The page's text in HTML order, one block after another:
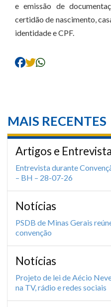
e emissão de
certidão de nascimento,
identidade e CPF.
MAIS RECENTES
Artigos e
Entrevista durante
– BH – 28-07-26
Notícias
PSDB de Minas Gerais
convenção
Notícias
Projeto de lei de Aécio
na TV, rádio e redes sociais